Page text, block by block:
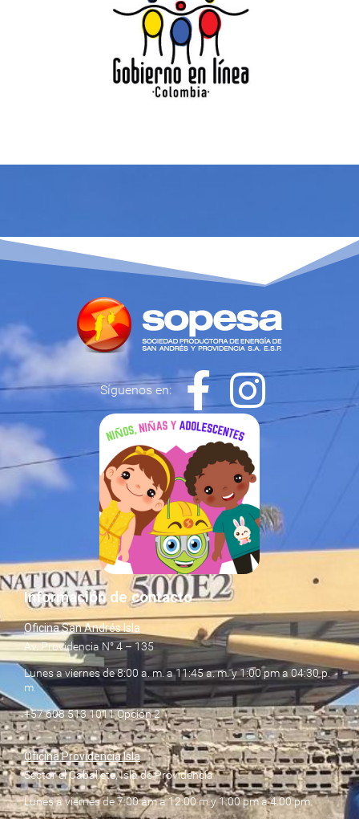
Síguenos en:
Información de contacto
Oficina San Andrés Isla
Av. Providencia N° 4 – 135
Lunes a viernes de 8:00 a. m. a 11:45 a. m. y 1:00 pm a 04:30 p.
m.
+57 608 513 1011 Opción 2
Oficina Providencia Isla
Sector el Caballete, Isla de Providencia
Lunes a viernes de 7:00 am a 12:00 m y 1:00 pm a 4:00 pm